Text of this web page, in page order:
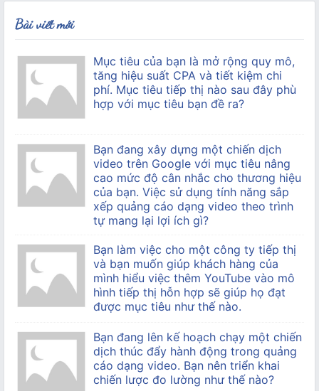
Bài viết mới
Mục tiêu của bạn là mở rộng quy mô,
tăng hiệu suất CPA và tiết kiệm chi
phí. Mục tiêu tiếp thị nào sau đây phù
hợp với mục tiêu bạn đề ra?
Bạn đang xây dựng một chiến dịch
video trên Google với mục tiêu nâng
cao mức độ cân nhắc cho thương hiệu
của bạn. Việc sử dụng tính năng sắp
xếp quảng cáo dạng video theo trình
tự mang lại lợi ích gì?
Bạn làm việc cho một công ty tiếp thị
và bạn muốn giúp khách hàng của
mình hiểu việc thêm YouTube vào mô
hình tiếp thị hỗn hợp sẽ giúp họ đạt
được mục tiêu như thế nào.
Bạn đang lên kế hoạch chạy một chiến
dịch thúc đẩy hành động trong quảng
cáo dạng video. Bạn nên triển khai
chiến lược đo lường như thế nào?